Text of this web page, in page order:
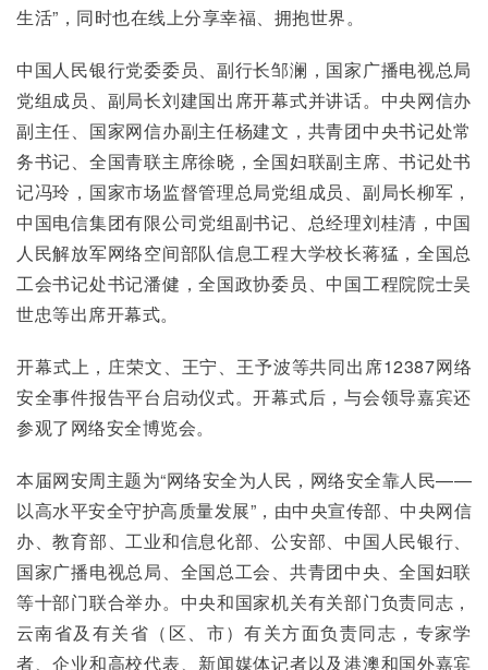
生活”，同时也在线上分享幸福、拥抱世界。
中国人民银行党委委员、副行长邹澜，国家广播电视总局
党组成员、副局长刘建国出席开幕式并讲话。中央网信办
副主任、国家网信办副主任杨建文，共青团中央书记处常
务书记、全国青联主席徐晓，全国妇联副主席、书记处书
记冯玲，国家市场监督管理总局党组成员、副局长柳军，
中国电信集团有限公司党组副书记、总经理刘桂清，中国
人民解放军网络空间部队信息工程大学校长蒋猛，全国总
工会书记处书记潘健，全国政协委员、中国工程院院士吴
世忠等出席开幕式。
开幕式上，庄荣文、王宁、王予波等共同出席12387网络
安全事件报告平台启动仪式。开幕式后，与会领导嘉宾还
参观了网络安全博览会。
本届网安周主题为“网络安全为人民，网络安全靠人民——
以高水平安全守护高质量发展”，由中央宣传部、中央网信
办、教育部、工业和信息化部、公安部、中国人民银行、
国家广播电视总局、全国总工会、共青团中央、全国妇联
等十部门联合举办。中央和国家机关有关部门负责同志，
云南省及有关省（区、市）有关方面负责同志，专家学
者、企业和高校代表、新闻媒体记者以及港澳和国外嘉宾